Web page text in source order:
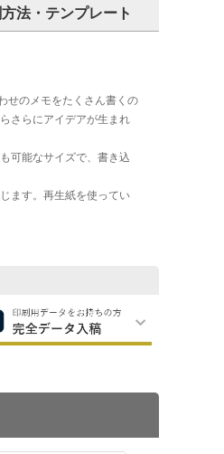
法・テンプレート
せのメモをたくさん書くの
さらにアイデアが生まれ
可能なサイズで、書き込
ます。再生紙を使ってい